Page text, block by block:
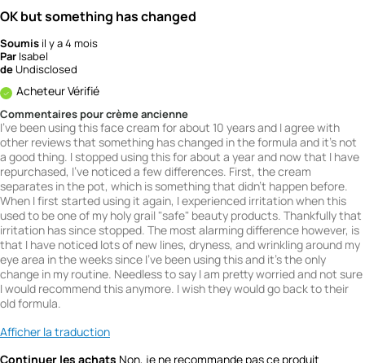
OK but something has changed
Soumis il y a 4 mois
Par Isabel
deUndisclosed
Acheteur Vérifié
Commentaires pour crème ancienne
I've been using this face cream for about 10 years and I agree with
other reviews that something has changed in the formula and it's not
a good thing. I stopped using this for about a year and now that I have
repurchased, I've noticed a few differences. First, the cream
separates in the pot, which is something that didn't happen before.
When I first started using it again, I experienced irritation when this
used to be one of my holy grail "safe" beauty products. Thankfully that
irritation has since stopped. The most alarming difference however, is
that I have noticed lots of new lines, dryness, and wrinkling around my
eye area in the weeks since I've been using this and it's the only
change in my routine. Needless to say I am pretty worried and not sure
I would recommend this anymore. I wish they would go back to their
old formula.
Afficher la traduction
Continuer les achats Non, je ne recommande pas ce produit